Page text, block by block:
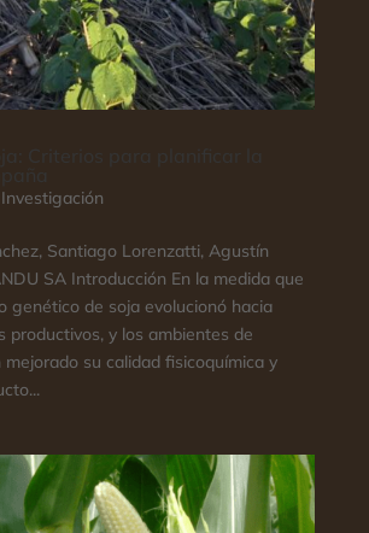
Investigación
Santiago Lorenzatti, Agustín
SA Introducción En la medida que
genético de soja evolucionó hacia
productivos, y los ambientes de
mejorado su calidad fisicoquímica y